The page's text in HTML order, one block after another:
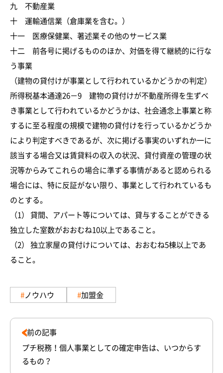
九 不動産業
十 運輸通信業（倉庫業を含む。）
十一 医療保健業、著述業その他のサービス業
十二 前各号に掲げるもののほか、対価を得て継続的に行な
う事業
（建物の貸付けが事業として行われているかどうかの判定）
所得税基本通達26－9 建物の貸付けが不動産所得を生ずべ
き事業として行われているかどうかは、社会通念上事業と称
するに至る程度の規模で建物の貸付けを行っているかどうか
により判定すべきであるが、次に掲げる事実のいずれか一に
該当する場合又は賃貸料の収入の状況、貸付資産の管理の状
況等からみてこれらの場合に準ずる事情があると認められる
場合には、特に反証がない限り、事業として行われているも
のとする。
（1） 貸間、アパート等については、貸与することができる
独立した室数がおおむね10以上であること。
（2） 独立家屋の貸付けについては、おおむね5棟以上であ
ること。
ノウハウ 加盟金
前の記事
プチ税務！個人事業としての確定申告は、いつからす
るもの？